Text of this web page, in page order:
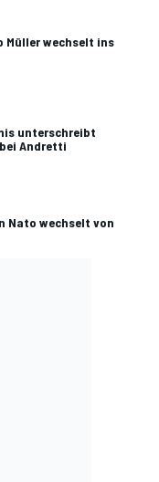
Müller wechselt ins
unterschreibt
Andretti
Nato wechselt von